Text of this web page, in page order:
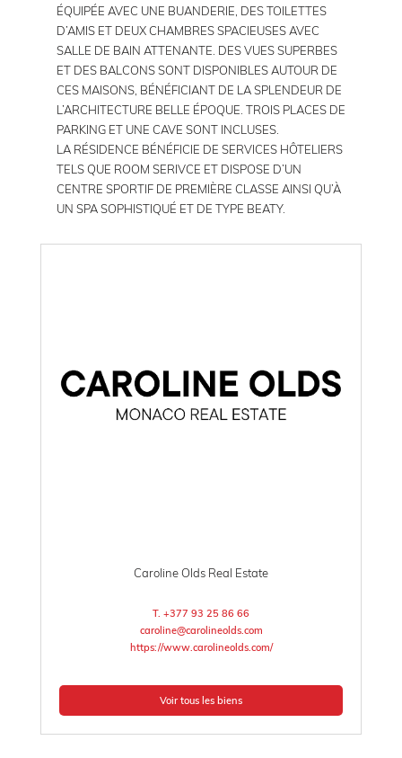
ÉQUIPÉE AVEC UNE BUANDERIE, DES TOILETTES
D’AMIS ET DEUX CHAMBRES SPACIEUSES AVEC
SALLE DE BAIN ATTENANTE. DES VUES SUPERBES
ET DES BALCONS SONT DISPONIBLES AUTOUR DE
CES MAISONS, BÉNÉFICIANT DE LA SPLENDEUR DE
L’ARCHITECTURE BELLE ÉPOQUE. TROIS PLACES DE
PARKING ET UNE CAVE SONT INCLUSES.
LA RÉSIDENCE BÉNÉFICIE DE SERVICES HÔTELIERS
TELS QUE ROOM SERIVCE ET DISPOSE D’UN
CENTRE SPORTIF DE PREMIÈRE CLASSE AINSI QU’À
UN SPA SOPHISTIQUÉ ET DE TYPE BEATY.
Caroline Olds Real Estate
T. +377 93 25 86 66
caroline@carolineolds.com
https://www.carolineolds.com/
Voir tous les biens